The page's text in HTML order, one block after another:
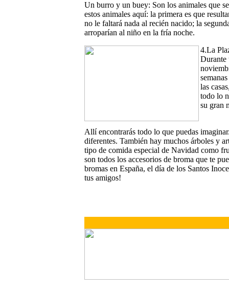
Un burro y un buey: Son los animales que
estos animales aquí: la primera es que
no le faltará nada al recién nacido; la
arroparían al niño en la fría noche.
4.La
Durante
las
todo lo
su gran
Allí encontrarás todo lo que puedas
diferentes. También hay muchos árboles y
tipo de comida especial de Navidad como
son todos los accesorios de broma que te
bromas en España, el día de los Santos
tus amigos!